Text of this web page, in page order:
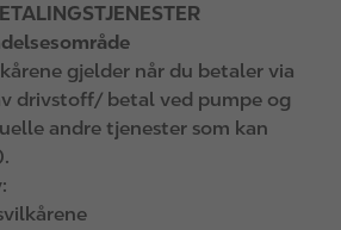
gjelder når du betaler via
drivstoff/ betal ved pumpe og
andre tjenester som kan